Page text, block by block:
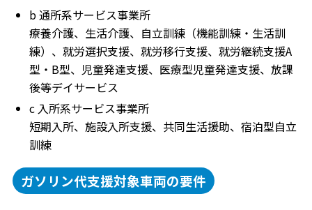
b 通所系サービス事業所
療養介護、生活介護、自立訓練（機能訓練・生活訓
練）、就労選択支援、就労移行支援、就労継続支援A
型・B型、児童発達支援、医療型児童発達支援、放課
後等デイサービス
c 入所系サービス事業所
短期入所、施設入所支援、共同生活援助、宿泊型自立
訓練
ガソリン代支援対象車両の要件